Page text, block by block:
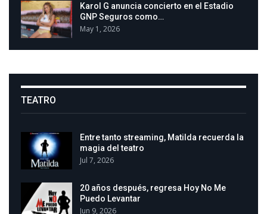
Karol G anuncia concierto en el Estadio
GNP Seguros como…
May 1, 2026
TEATRO
Entre tanto streaming, Matilda recuerda la
magia del teatro
Jul 7, 2026
20 años después, regresa Hoy No Me
Puedo Levantar
Jun 9, 2026